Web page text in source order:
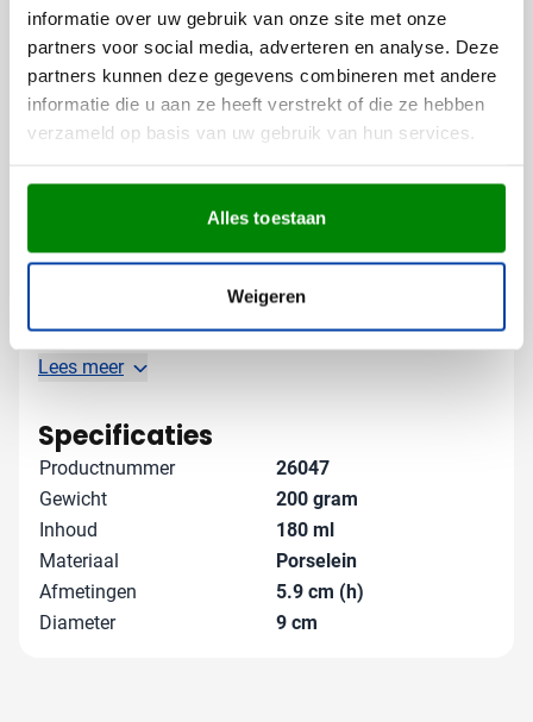
informatie over uw gebruik van onze site met onze
partners voor social media, adverteren en analyse. Deze
partners kunnen deze gegevens combineren met andere
informatie die u aan ze heeft verstrekt of die ze hebben
verzameld op basis van uw gebruik van hun services.
Alles toestaan
Weigeren
gebruik in je eigen kantine, maar ook als representatief
geschenk voor zakenrelaties. Met elke kop koffie of
thee wordt jouw merk opnieuw onder de aandacht
gebracht.
bedrukte kop en schotel
Wil je zien hoe jouw logo eruitziet op deze Princess
set? Vraag een gratis digitaal voorbeeld aan voordat je
Neem contact met ons op voor advies over de beste
bedrukking voor jouw specifieke wensen - we denken
graag met je mee!
Lees meer
Specificaties
Productnummer
26047
Gewicht
200 gram
Inhoud
180 ml
Materiaal
Porselein
Afmetingen
5.9 cm (h)
Diameter
9 cm